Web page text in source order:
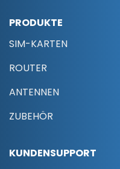
PRODUKTE
SIM-KARTEN
ROUTER
ANTENNEN
ZUBEHÖR
KUNDENSUPPORT